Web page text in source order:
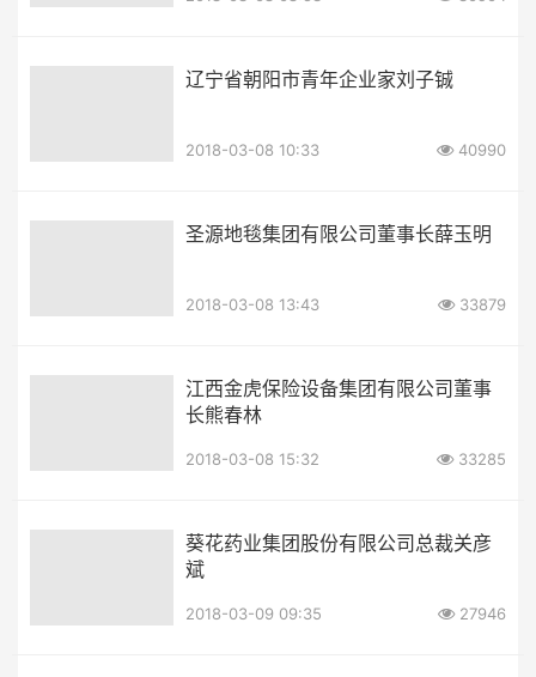
辽宁省朝阳市青年企业家刘子铖
2018-03-08 10:33 40990
圣源地毯集团有限公司董事长薛玉明
2018-03-08 13:43 33879
江西金虎保险设备集团有限公司董事
长熊春林
2018-03-08 15:32 33285
葵花药业集团股份有限公司总裁关彦
斌
2018-03-09 09:35 27946